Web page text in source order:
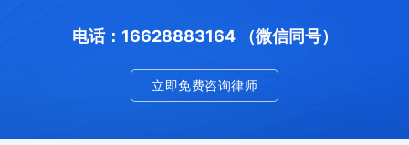
电话：16628883164 （微信同号）
立即免费咨询律师